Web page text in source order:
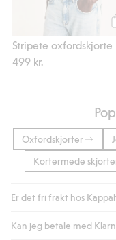
499 kr.
Oxfordskjorter
Kortermede
Er det fri frakt hos
Som medlem i
Kan jeg betale med